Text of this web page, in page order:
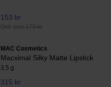
153 kr
Ord. pris 170 kr
MAC Cosmetics
Macximal Silky Matte Lipstick
3,5 g
315 kr